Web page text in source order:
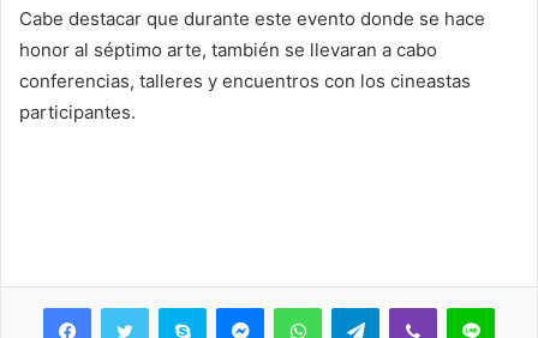
Cabe destacar que durante este evento donde se hace
honor al séptimo arte, también se llevaran a cabo
conferencias, talleres y encuentros con los cineastas
participantes.
Skype MessengerWhatsAppTelegramViber Line